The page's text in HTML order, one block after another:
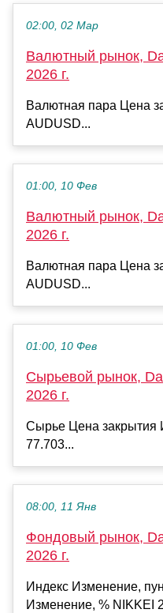
02:00, 02 Мар
Валютный рынок,
2026 г.
Валютная пара Цена
AUDUSD...
01:00, 10 Фев
Валютный рынок,
2026 г.
Валютная пара Цена
AUDUSD...
01:00, 10 Фев
Сырьевой рынок,
2026 г.
Сырье Цена закрытия
77.703...
08:00, 11 Янв
Фондовый рынок,
2026 г.
Индекс Изменение,
Изменение, % NIKKEI